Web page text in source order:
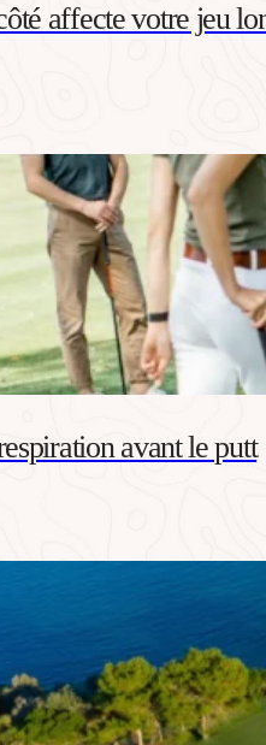
affecte votre jeu
avant le putt